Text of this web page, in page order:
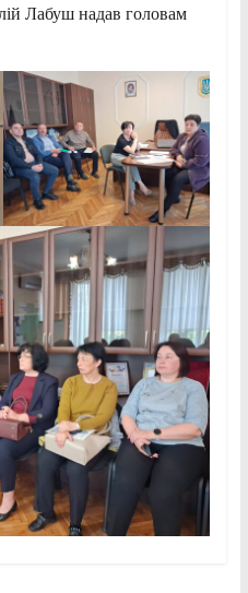
Лабуш надав головам